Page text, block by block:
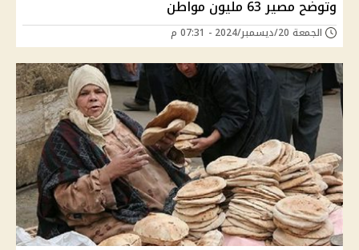
وتوضح مصير 63 مليون مواطن
الجمعة 20/ديسمبر/2024 - 07:31 م